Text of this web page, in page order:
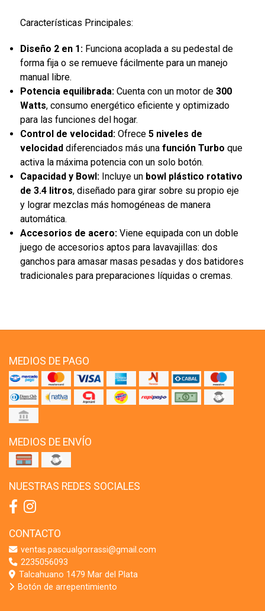
Características Principales:
Diseño 2 en 1:Funciona acoplada a su pedestal de
forma fija o se remueve fácilmente para un manejo
manual libre.
Potencia equilibrada:Cuenta con un motor de 300
Watts, consumo energético eficiente y optimizado
para las funciones del hogar.
Control de velocidad:Ofrece 5 niveles de
velocidaddiferenciados más una función Turbo que
activa la máxima potencia con un solo botón.
Capacidad y Bowl:Incluye un bowl plástico rotativo
de 3.4 litros, diseñado para girar sobre su propio eje
y lograr mezclas más homogéneas de manera
automática.
Accesorios de acero:Viene equipada con un doble
juego de accesorios aptos para lavavajillas: dos
ganchos para amasar masas pesadas y dos batidores
tradicionales para preparaciones líquidas o cremas.
MEDIOS DE PAGO
MEDIOS DE ENVÍO
NUESTRAS REDES SOCIALES
CONTACTO
ventas.pascualgorrassi@gmail.com
2235056093
Talcahuano 1479 Mar del Plata
Botón de arrepentimiento